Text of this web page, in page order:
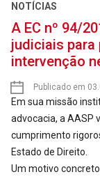
NOTÍCIAS
A EC nº 94/
judiciais para
intervenção
Publicado em
Em sua missão
advocacia, a AASP
cumprimento
Estado de Direito.
Um motivo